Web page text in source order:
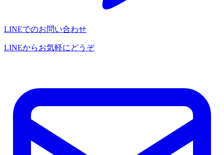
LINEでのお問い合わせ
LINEからお気軽にどうぞ